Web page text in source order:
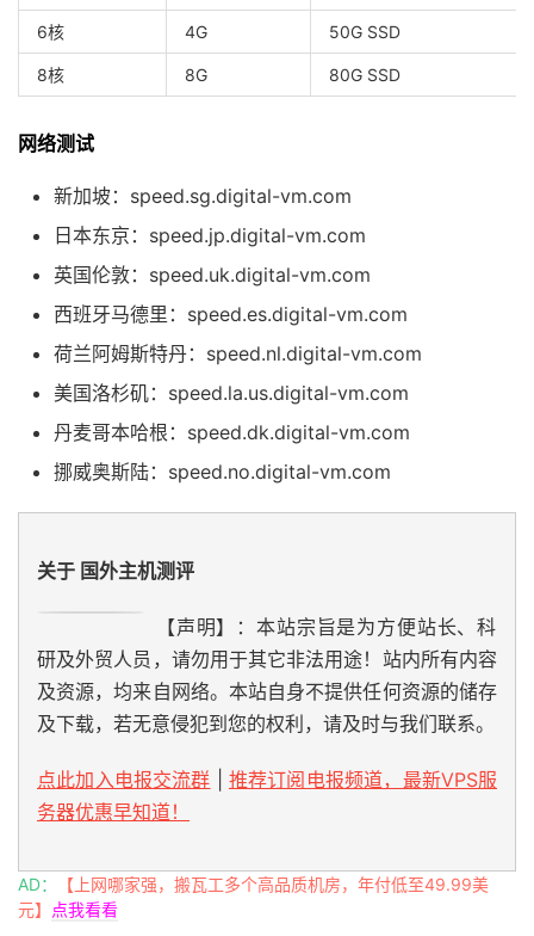
6核 4G 50G SSD
8核 8G 80G SSD
网络测试
新加坡：speed.sg.digital-vm.com
日本东京：speed.jp.digital-vm.com
英国伦敦：speed.uk.digital-vm.com
西班牙马德里：speed.es.digital-vm.com
荷兰阿姆斯特丹：speed.nl.digital-vm.com
美国洛杉矶：speed.la.us.digital-vm.com
丹麦哥本哈根：speed.dk.digital-vm.com
挪威奥斯陆：speed.no.digital-vm.com
关于 国外主机测评
【声明】：本站宗旨是为方便站长、科
研及外贸人员，请勿用于其它非法用途！站内所有内容
及资源，均来自网络。本站自身不提供任何资源的储存
及下载，若无意侵犯到您的权利，请及时与我们联系。
点此加入电报交流群
推荐订阅电报频道，最新VPS服
务器优惠早知道！
AD：
【上网哪家强，搬瓦工多个高品质机房，年付低至49.99美
元】
点我看看